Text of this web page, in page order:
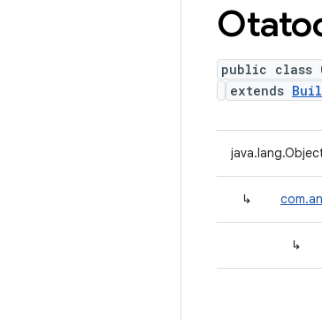
public class
extends
↳
↳